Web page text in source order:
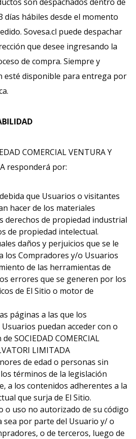
días hábiles desde el momento
Sovesa.cl puede despachar
que desee ingresando la
de compra. Siempre y
esté disponible para entrega por
COMERCIAL VENTURA Y
responderá por:
que Usuarios o visitantes
hacer de los materiales
derechos de propiedad industrial
de propiedad intelectual.
daños y perjuicios que se le
los Compradores y/o Usuarios
de las herramientas de
errores que se generen por los
de El Sitio o motor de
páginas a las que los
puedan acceder con o
SOCIEDAD COMERCIAL
LIMITADA
de edad o personas sin
términos de la legislación
a los contenidos adherentes a la
que surja de El Sitio.
o uso no autorizado de su código
sea por parte del Usuario y/ o
o de terceros, luego de